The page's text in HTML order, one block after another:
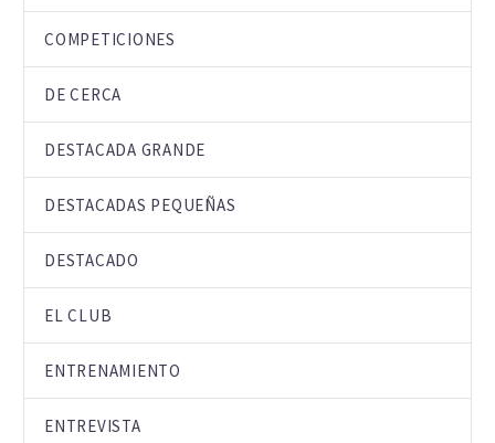
COMPETICIONES
DE CERCA
DESTACADA GRANDE
DESTACADAS PEQUEÑAS
DESTACADO
EL CLUB
ENTRENAMIENTO
ENTREVISTA